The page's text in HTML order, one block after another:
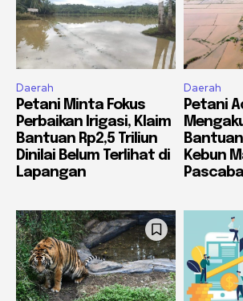
Daerah
Petani Minta Fokus
Perbaikan Irigasi, Klaim
Bantuan Rp2,5 Triliun
Dinilai Belum Terlihat di
Lapangan
Daerah
Petani
Kebun